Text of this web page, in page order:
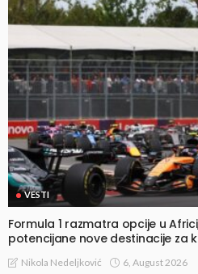
VESTI
Formula 1 razmatra opcije u
potencijane nove destinacije za
Nikola Nedeljković 6, August 2026